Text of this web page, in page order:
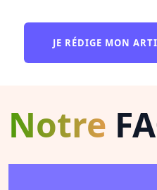
JE RÉDIGE MON
Notre